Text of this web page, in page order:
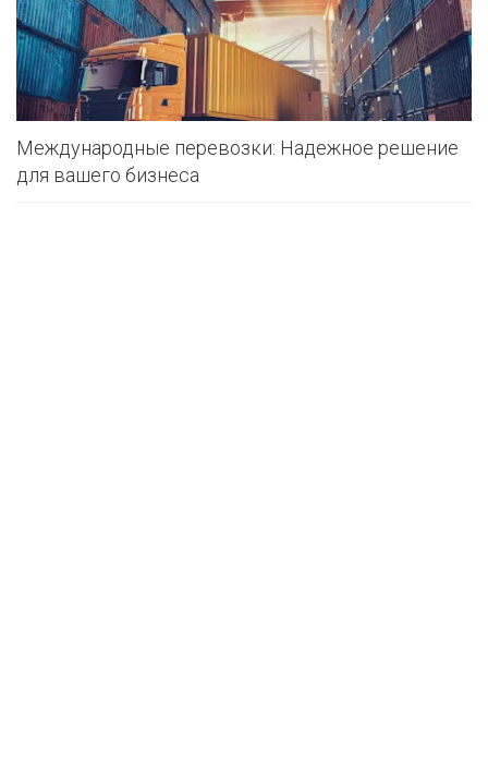
Международные перевозки: Надежное решение
для вашего бизнеса